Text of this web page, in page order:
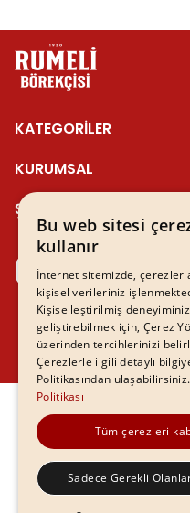
KATEGORİLER
KURUMSAL
ŞUBELER
©2026Tüm hakları
Bu web sitesi
kullanır
İnternet sitemizde, çerezler
kişisel verileriniz
Kişiselleştirilmiş
geliştirebilmek için, Çerez
üzerinden tercihlerinizi
Çerezlerle ilgili detaylı
Politikasından ulaşabilirsiniz.
Politikası
Tüm çerezleri
Sadece Gerekli